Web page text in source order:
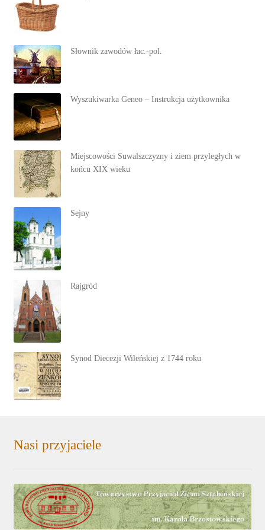
Słownik zawodów łac.-pol.
Wyszukiwarka Geneo – Instrukcja użytkownika
Miejscowości Suwalszczyzny i ziem przyległych w
końcu XIX wieku
Sejny
Rajgród
Synod Diecezji Wileńskiej z 1744 roku
Nasi przyjaciele